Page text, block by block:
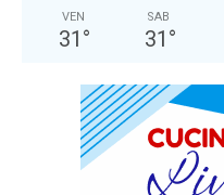
VEN
31 °
SAB
31 °